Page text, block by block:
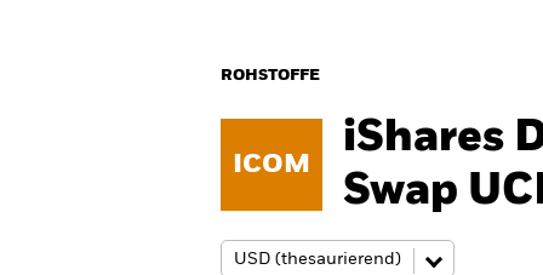
ROHSTOFFE
ICOM
iShares
Swap